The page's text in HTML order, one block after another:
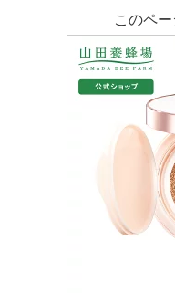
このペ